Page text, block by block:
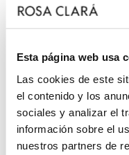
Esta página web usa
Las cookies de este
el contenido y los
sociales y analizar el
información sobre el
nuestros partners de